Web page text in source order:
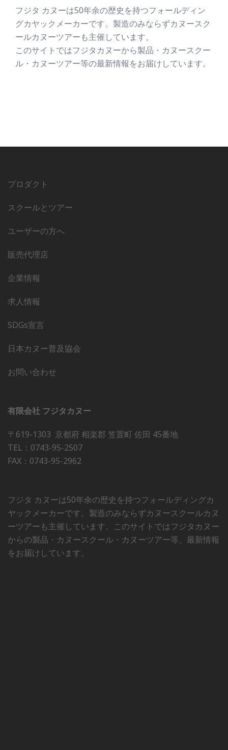
フジタ カヌーは50年余の歴史を持つフォールディン
グカヤックメーカーです。製造のみならずカヌースク
ールカヌーツアーも主催しています。
このサイトではフジタカヌーから製品・カヌースクー
ル・カヌーツアー等の最新情報をお届けしています。
プロダクト
スクールとツアー
ユーザーの方へ
販売代理店
企業情報
求人情報
SDGs宣言
日本カヌー普及協会
お問い合わせ
有限会社 フジタカヌー
〒619-1303 京都府 相楽郡 笠置町 佐田 45番地
TEL：0743-95-2507
FAX：0743-95-2962
フジタ カヌーは50年余の歴史を持つフォールディングカ
ヤックメーカーです。製造のみならずカヌースクールカヌ
ーツアーも主催しています。このサイトではフジタカヌー
からの製品・カヌースクール・カヌーツアー等、最新情報
をお届けしています。